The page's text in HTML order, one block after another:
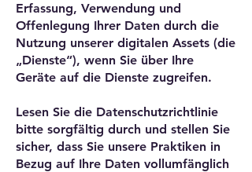
Erfassung, Verwendung und
Offenlegung Ihrer Daten durch die
Nutzung unserer digitalen Assets (die
„Dienste“), wenn Sie über Ihre
Geräte auf die Dienste zugreifen.
Lesen Sie die Datenschutzrichtlinie
bitte sorgfältig durch und stellen Sie
sicher, dass Sie unsere Praktiken in
Bezug auf Ihre Daten vollumfänglich